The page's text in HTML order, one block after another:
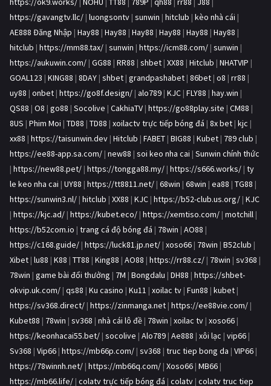
https://gavangtv.llc/ | luongsontv | sunwin | hitclub | kèo nhà cái |
AE888 Đăng Nhập | Hay88 | Hay88 | Hay88 | Hay88 | Hay88 | Hay88 |
hitclub | https://mm88.tax/ | sunwin | https://icm88.com/ | sunwin |
https://aukuwin.com/ | GG88 | RR88 | shbet | XX88 | Hitclub | NHATVIP |
GOAL123 | KING88 | 8DAY | shbet | grandpashabet | 86bet | o8 | rr88 |
uy88 | onbet | https://go8f.design/ | alo789 | KJC | FLY88 | hay.win |
QS88 | O8 | go88 | Socolive | CakhiaTV | https://go88play.site | CM88 |
8US | Phim Moi | TD88 | TD88 | xoilactv trực tiếp bóng đá | 8x bet | kjc |
xx88 | https://taisunwin.dev | Hitclub | FABET | BIG88 | Kubet | 789 club |
https://ee88-app.sa.com/ | new88 | soi keo nha cai | Sunwin chính thức
| https://new88.pet/ | https://tongga88.my/ | https://s666.works/ | ty
le keo nha cai | UY88 | https://tt8811.net/ | 68win | 68win | ea88 | TG88 |
https://sunwin3.nl/ | hitclub | XX88 | KJC | https://b52-club.us.org/ | KJC
| https://kjc.ad/ | https://kubet.eco/ | https://xemtiso.com/ | motchill |
https://b52com.io | trang cá độ bóng đá | 78win | AO88 |
https://c168.guide/ | https://luck81.jp.net/ | xoso66 | 78win | B52club |
Xibet | lu88 | K88 | TT88 | King88 | AO88 | https://rr88.cz/ | 78win | sv368 |
78win | game bài đổi thưởng | 7M | Bongdalu | DH88 | https://shbet-
okvip.uk.com/ | qs88 | Ku casino | Ku11 | xoilac tv | Fun88 | kubet |
https://sv368.direct/ | https://zinmanga.net | https://ee88vie.com/ |
Kubet88 | 78win | sv368 | nhà cái lô đề | 78win | xoilac tv | xoso66 |
https://keonhacai55.bet/ | socolive | Alo789 | Ae888 | xôi lạc | vip66 |
Sv368 | Vip66 | https://mb66p.com/ | sv368 | truc tiep bong da | VIP66 |
https://78winnh.net/ | https://mb66q.com/ | Xoso66 | MB66 |
https://mb66.life/ | colatv trực tiếp bóng đá | colatv | colatv truc tiep